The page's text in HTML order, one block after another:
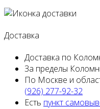
Доставка
Доставка по
За пределы
По Москве и
(926) 277-92-32
Есть пункт